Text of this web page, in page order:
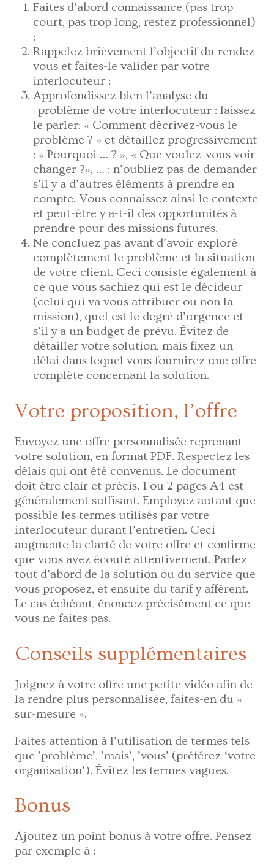
Faites d’abord connaissance (pas trop
court, pas trop long, restez professionnel)
;
Rappelez brièvement l’objectif du rendez-
vous et faites-le valider par votre
interlocuteur ;
Approfondissez bien l’analyse du
problème de votre interlocuteur : laissez
le parler: « Comment décrivez-vous le
problème ? » et détaillez progressivement
: « Pourquoi … ? », « Que voulez-vous voir
changer ?», … ; n’oubliez pas de demander
s’il y a d’autres éléments à prendre en
compte. Vous connaissez ainsi le contexte
et peut-être y a-t-il des opportunités à
prendre pour des missions futures.
Ne concluez pas avant d’avoir exploré
complètement le problème et la situation
de votre client. Ceci consiste également à
ce que vous sachiez qui est le décideur
(celui qui va vous attribuer ou non la
mission), quel est le degré d’urgence et
s’il y a un budget de prévu. Évitez de
détailler votre solution, mais fixez un
délai dans lequel vous fournirez une offre
complète concernant la solution.
Votre proposition, l’offre
Envoyez une offre personnalisée reprenant
votre solution, en format PDF. Respectez les
délais qui ont été convenus. Le document
doit être clair et précis. 1 ou 2 pages A4 est
généralement suffisant. Employez autant que
possible les termes utilisés par votre
interlocuteur durant l’entretien. Ceci
augmente la clarté de votre offre et confirme
que vous avez écouté attentivement. Parlez
tout d’abord de la solution ou du service que
vous proposez, et ensuite du tarif y afférent.
Le cas échéant, énoncez précisément ce que
vous ne faites pas.
Conseils supplémentaires
Joignez à votre offre une petite vidéo afin de
la rendre plus personnalisée, faites-en du «
sur-mesure ».
Faites attention à l’utilisation de termes tels
que ’problème’, ’mais’, ’vous’ (préférez ‘votre
organisation’). Évitez les termes vagues.
Bonus
Ajoutez un point bonus à votre offre. Pensez
par exemple à :